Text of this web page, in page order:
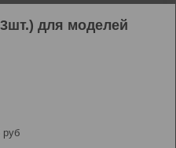
для моделей
руб